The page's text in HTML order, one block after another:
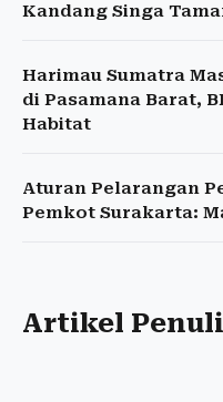
Kandang Singa
Harimau Sumatra
di Pasamana Barat,
Habitat
Aturan Pelarangan
Pemkot Surakarta:
Artikel